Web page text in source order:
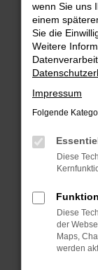
Beim Laden
Hier sind ein
Laden
Prüfe
Manche
können
Fenster?
Starte
Das
Probleme
wenn Sie uns
einem
Sie die
Weitere
Impressum
Folgende
Diese
Diese
der
Maps,
werden